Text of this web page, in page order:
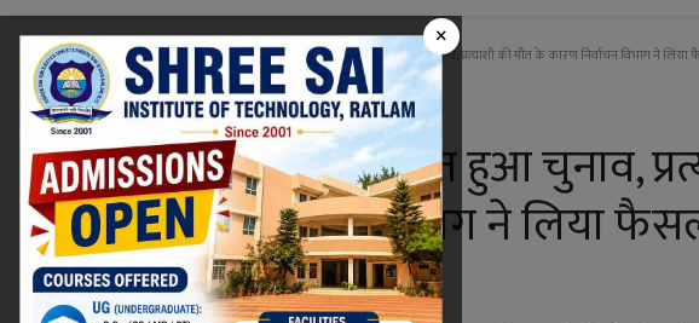
×
Home निर्वाचन पंचायत चुनाव रतलाम में यहां निरस्त हुआ चुनाव, प्रत्याशी की मौत के कारण निर्वाचन विभाग ने लिया
पंचायत चुनाव
रतलाम में यहां निरस्त हुआ चुनाव,
कारण निर्वाचन विभाग ने लिया
मतदान